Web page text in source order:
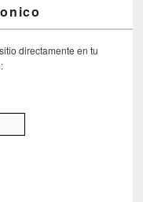
directamente en tu